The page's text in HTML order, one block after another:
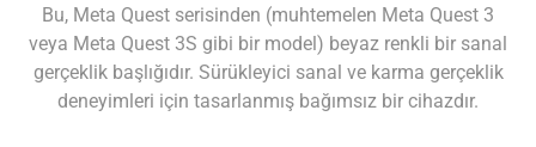
Bu, Meta Quest serisinden (muhtemelen Meta Quest 3
veya Meta Quest 3S gibi bir model) beyaz renkli bir sanal
gerçeklik başlığıdır. Sürükleyici sanal ve karma gerçeklik
deneyimleri için tasarlanmış bağımsız bir cihazdır.